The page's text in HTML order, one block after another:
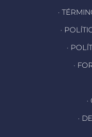
·
·
·
·
·